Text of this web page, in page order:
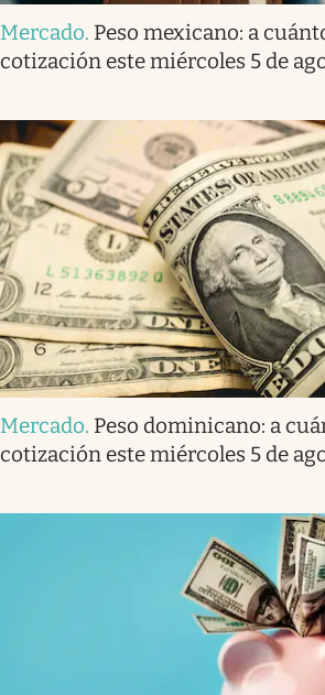
Mercado. Peso mexicano: a
cotización este miércoles 5 de
Mercado. Peso dominicano: a
cotización este miércoles 5 de